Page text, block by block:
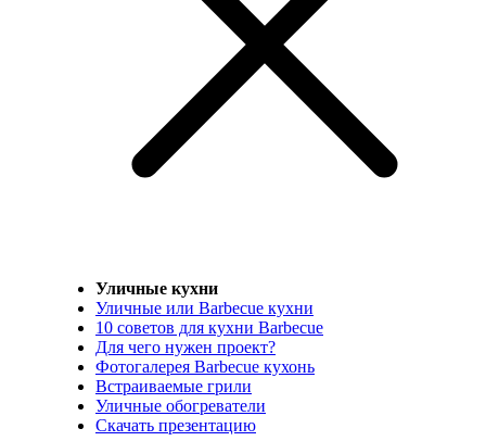
Уличные кухни
Уличные или Barbecue кухни
10 советов для кухни Barbecue
Для чего нужен проект?
Фотогалерея Barbecue кухонь
Встраиваемые грили
Уличные обогреватели
Скачать презентацию